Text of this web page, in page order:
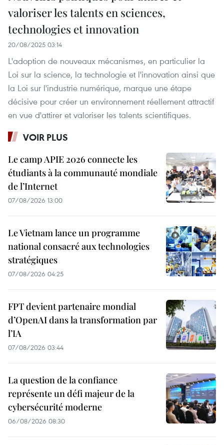
valoriser les talents en sciences,
technologies et innovation
20/08/2025 03:14
L'adoption de nouveaux mécanismes, en particulier la
Loi sur la science, la technologie et l'innovation ainsi que
la Loi sur l'industrie numérique, marque une étape
décisive pour créer un environnement réellement attractif
en vue d'attirer et valoriser les talents scientifiques.
VOIR PLUS
Le camp APIE 2026 connecte les
étudiants à la communauté mondiale
de l’Internet
07/08/2026 13:00
Le Vietnam lance un programme
national consacré aux technologies
stratégiques
07/08/2026 04:25
FPT devient partenaire mondial
d’OpenAI dans la transformation par
l’IA
07/08/2026 03:44
La question de la confiance
représente un défi majeur de la
cybersécurité moderne
06/08/2026 08:30